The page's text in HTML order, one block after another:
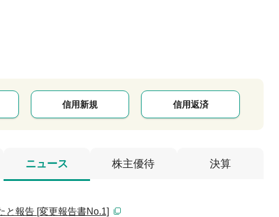
信用新規 信用返済
ニュース 株主優待 決算
と報告 [変更報告書No.1]